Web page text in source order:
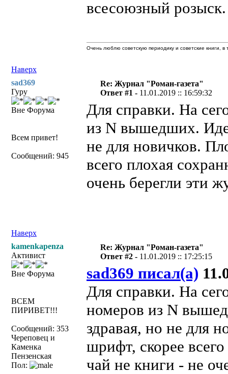
всесоюзный
Наверх
Очень люблю советскую периодику и советские книги,
sad369
Гуру
Вне Форума
Всем привет!
Сообщений: 945
Re: Журнал "Роман-газета"
Ответ #1 - 11.01.2019 :: 16:59:32
Для справки. На
из N вышедших.
не для новичков.
всего плохая
очень берегли эти
Наверх
kamenkapenza
Активист
Вне Форума
ВСЕМ
ПИРИВЕТ!!!
Сообщений: 353
Череповец и
Каменка
Пензенская
Пол:
Re: Журнал "Роман-газета"
Ответ #2 - 11.01.2019 :: 17:25:15
sad369 писал(а)
Для справки. На
номеров из N
здравая, но не для
шрифт, скорее
чай не книги - не